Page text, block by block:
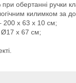
обертанні ручки
килимком за
200 х 63 х 10 см;
Ø17 x 67 см;